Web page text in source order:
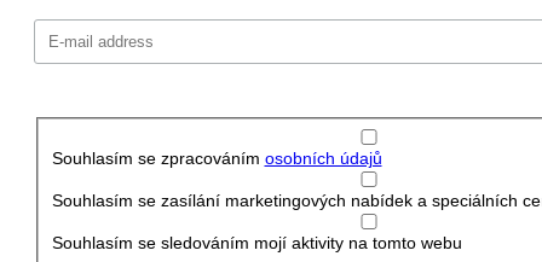
Souhlasím se zpracováním osobních údajů
Souhlasím se zasílání marketingových nabídek a speciálních
Souhlasím se sledováním mojí aktivity na tomto webu